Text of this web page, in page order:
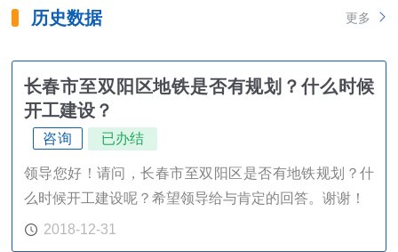
历史数据 更多
长春市至双阳区地铁是否有规划？什么时候
开工建设？
咨询 已办结
领导您好！请问，长春市至双阳区是否有地铁规划？什
么时候开工建设呢？希望领导给与肯定的回答。谢谢！
2018-12-31